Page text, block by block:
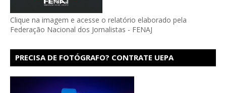
Clique na imagem e acesse o relatório elaborado pela
Federação Nacional dos Jornalistas - FENAJ
PRECISA DE FOTÓGRAFO? CONTRATE UEPA